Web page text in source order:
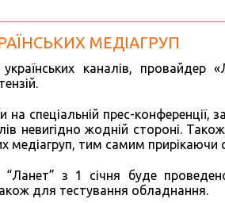
МЕДІАГРУП
каналів, провайдер
спеціальній прес-
невигідно жодній стороні.
медіагруп, тим самим прирікаючи
з 1 січня буде
для тестування обладнання.